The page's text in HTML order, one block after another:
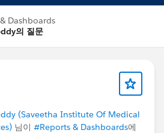
Dashboards
의 질문
(Saveetha Institute Of Medical
님이 #Reports & Dashboards에